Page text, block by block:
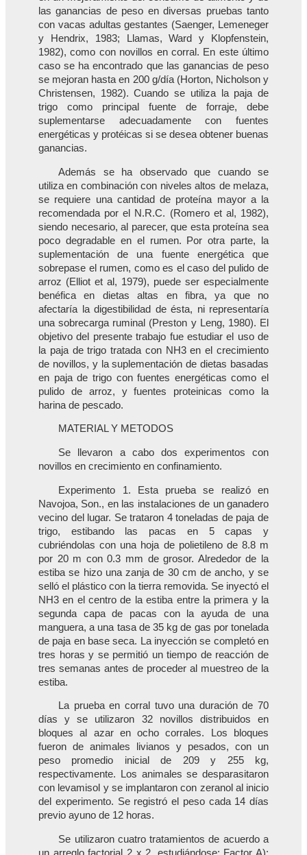
las ganancias de peso en diversas pruebas tanto
con vacas adultas gestantes (Saenger, Lemeneger
y Hendrix, 1983; Llamas, Ward y Klopfenstein,
1982), como con novillos en corral. En este último
caso se ha encontrado que las ganancias de peso
se mejoran hasta en 200 g/día (Horton, Nicholson y
Christensen, 1982). Cuando se utiliza la paja de
trigo como principal fuente de forraje, debe
suplementarse adecuadamente con fuentes
energéticas y protéicas si se desea obtener buenas
ganancias.
Además se ha observado que cuando se
utiliza en combinación con niveles altos de melaza,
se requiere una cantidad de proteína mayor a la
recomendada por el N.R.C. (Romero et al, 1982),
siendo necesario, al parecer, que esta proteína sea
poco degradable en el rumen. Por otra parte, la
suplementación de una fuente energética que
sobrepase el rumen, como es el caso del pulido de
arroz (Elliot et al, 1979), puede ser especialmente
benéfica en dietas altas en fibra, ya que no
afectaría la digestibilidad de ésta, ni representaría
una sobrecarga ruminal (Preston y Leng, 1980). El
objetivo del presente trabajo fue estudiar el uso de
la paja de trigo tratada con NH3 en el crecimiento
de novillos, y la suplementación de dietas basadas
en paja de trigo con fuentes energéticas como el
pulido de arroz, y fuentes proteinicas como la
harina de pescado.
MATERIAL Y METODOS
Se llevaron a cabo dos experimentos con
novillos en crecimiento en confinamiento.
Experimento 1. Esta prueba se realizó en
Navojoa, Son., en las instalaciones de un ganadero
vecino del lugar. Se trataron 4 toneladas de paja de
trigo, estibando las pacas en 5 capas y
cubriéndolas con una hoja de polietileno de 8.8 m
por 20 m con 0.3 mm de grosor. Alrededor de la
estiba se hizo una zanja de 30 cm de ancho, y se
selló el plástico con la tierra removida. Se inyectó el
NH3 en el centro de la estiba entre la primera y la
segunda capa de pacas con la ayuda de una
manguera, a una tasa de 35 kg de gas por tonelada
de paja en base seca. La inyección se completó en
tres horas y se permitió un tiempo de reacción de
tres semanas antes de proceder al muestreo de la
estiba.
La prueba en corral tuvo una duración de 70
días y se utilizaron 32 novillos distribuidos en
bloques al azar en ocho corrales. Los bloques
fueron de animales livianos y pesados, con un
peso promedio inicial de 209 y 255 kg,
respectivamente. Los animales se desparasitaron
con levamisol y se implantaron con zeranol al inicio
del experimento. Se registró el peso cada 14 días
previo ayuno de 12 horas.
Se utilizaron cuatro tratamientos de acuerdo a